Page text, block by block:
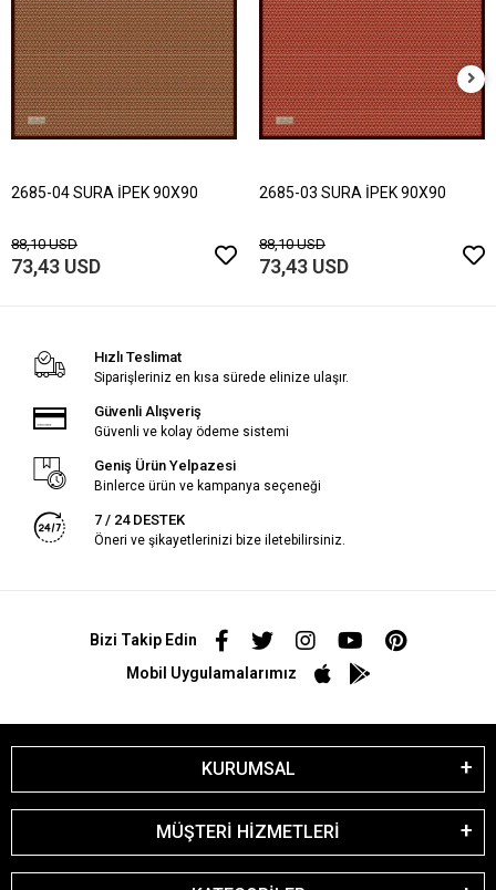
2685-04 SURA İPEK 90X90
88,10 USD
73,43 USD
2685-03 SURA İPEK 90X90
88,10 USD
73,43 USD
Hızlı Teslimat
Siparişleriniz en kısa sürede elinize ulaşır.
Güvenli Alışveriş
Güvenli ve kolay ödeme sistemi
Geniş Ürün Yelpazesi
Binlerce ürün ve kampanya seçeneği
7 / 24 DESTEK
Öneri ve şikayetlerinizi bize iletebilirsiniz.
Bizi Takip Edin
Mobil Uygulamalarımız
KURUMSAL
MÜŞTERİ HİZMETLERİ